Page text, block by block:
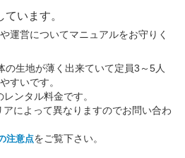
います。
運営についてマニュアルをお守りく
の生地が薄く出来ていて定員3～5人
すいです。
ンタル料金です。
によって異なりますのでお問い合わ
注意点をご覧下さい。